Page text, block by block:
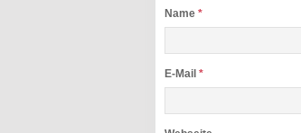
Name *
E-Mail *